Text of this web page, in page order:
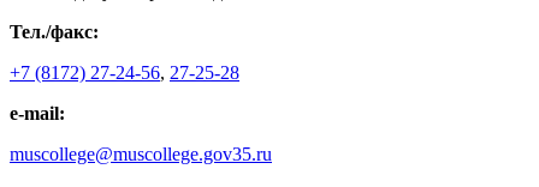
Тел./факс:
+7 (8172) 27-24-56, 27-25-28
e-mail:
muscollege@muscollege.gov35.ru